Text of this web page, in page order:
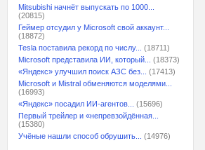
Mitsubishi начнёт выпускать по 1000...
(20815)
Геймер отсудил у Microsoft свой аккаунт...
(18872)
Tesla поставила рекорд по числу...
(18711)
Microsoft представила ИИ, который...
(18373)
«Яндекс» улучшил поиск АЗС без...
(17413)
Microsoft и Mistral обменяются моделями...
(16993)
«Яндекс» посадил ИИ-агентов...
(15696)
Первый трейлер и «непревзойдённая...
(15380)
Учёные нашли способ обрушить...
(14976)